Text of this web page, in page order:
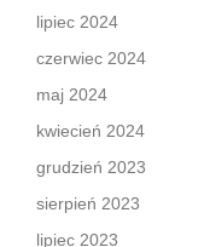
lipiec 2024
czerwiec 2024
maj 2024
kwiecień 2024
grudzień 2023
sierpień 2023
lipiec 2023